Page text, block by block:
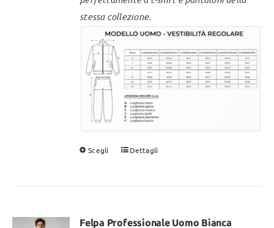
stessa collezione.
Scegli
Questo
varianti.
Dettagli
Felpa Professionale Uomo Bianca